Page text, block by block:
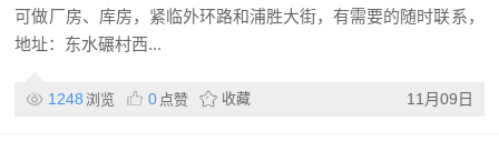
可做厂房、库房，紧临外环路和浦胜大街，有需要的随时联系，
地址：东水碾村西...
1248 浏览 0 点赞 收藏 11月09日